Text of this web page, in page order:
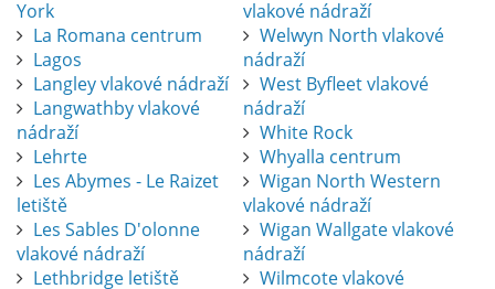
York
La Romana centrum
Lagos
Langley vlakové nádraží
Langwathby vlakové
nádraží
Lehrte
Les Abymes - Le Raizet
letiště
Les Sables D'olonne
vlakové nádraží
Lethbridge letiště
vlakové nádraží
Welwyn North vlakové
nádraží
West Byfleet vlakové
nádraží
White Rock
Whyalla centrum
Wigan North Western
vlakové nádraží
Wigan Wallgate vlakové
nádraží
Wilmcote vlakové